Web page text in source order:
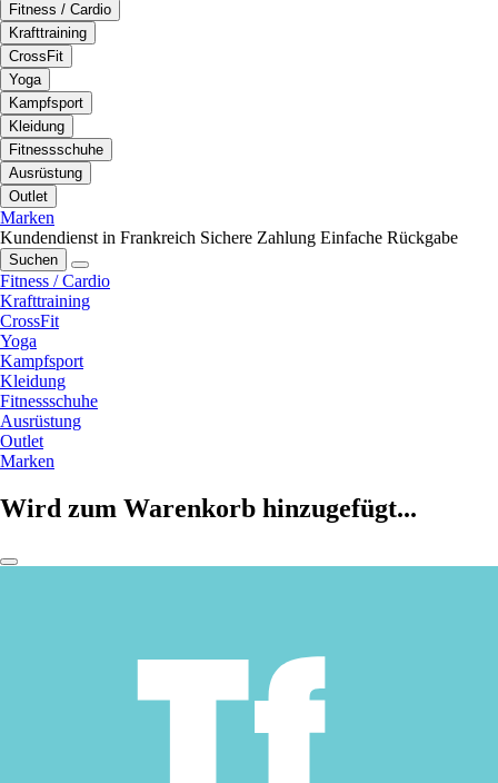
Fitness / Cardio
Krafttraining
CrossFit
Yoga
Kampfsport
Kleidung
Fitnessschuhe
Ausrüstung
Outlet
Marken
Kundendienst in Frankreich Sichere Zahlung Einfache Rückgabe
Suchen
Fitness / Cardio
Krafttraining
CrossFit
Yoga
Kampfsport
Kleidung
Fitnessschuhe
Ausrüstung
Outlet
Marken
Wird zum Warenkorb hinzugefügt...